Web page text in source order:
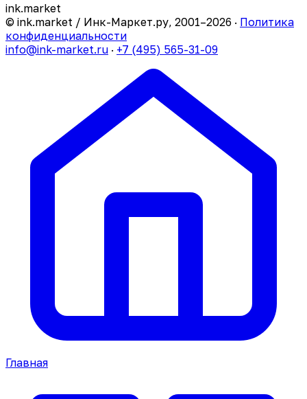
ink.market
© ink.market / Инк-Маркет.ру, 2001–2026 · Политика
конфиденциальности
info@ink-market.ru · +7 (495) 565-31-09
Главная